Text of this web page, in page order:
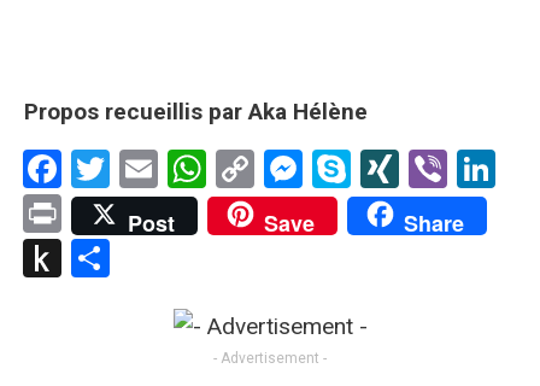
Propos recueillis par Aka Hélène
Facebook
Twitter
EmailWhatsApp
Copy
Link
Messenger
SkypeXING
Viber
PrintPost Save Share
Push
- Advertisement -